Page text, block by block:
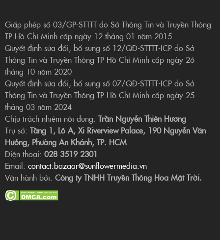
Giấp phép số 03/GP-STTTT do Sở Thông Tin và Truyền Thông
TP Hồ Chí Minh cấp ngày 12 tháng 01 năm 2015
Quyết định sửa đổi, bổ sung số 12/QĐ-STTTT-ICP do Sở
Thông Tin và Truyền Thông TP Hồ Chí Minh cấp ngày 26
tháng 10 năm 2020
Quyết định sửa đổi, bổ sung số 07/QĐ-STTTT-ICP do Sở
Thông Tin và Truyền Thông TP Hồ Chí Minh cấp ngày 25
tháng 03 năm 2024
Chịu trách nhiệm nội dung: Trần Nguyễn Thiên Hương
Trụ sở: Tầng 1, Lô A, Xi Riverview Palace, 190 Nguyễn Văn
Hưởng, Phường An Khánh, TP. HCM
Điện thoại: 028 3519 2301
Email: contact.bazaar@sunflowermedia.vn
Vận hành bởi: Công ty TNHH Truyền Thông Hoa Mặt Trời.